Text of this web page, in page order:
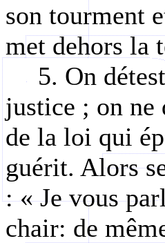
son tourment
met dehors la
5. On
justice ; on ne
de la loi qui
guérit. Alors
: « Je vous
chair: de